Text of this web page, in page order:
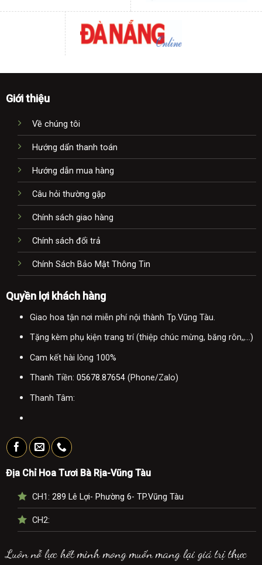
Giới thiệu
Về chúng tôi
Hướng dẩn thanh toán
Hướng dẫn mua hàng
Câu hỏi thường gặp
Chính sách giao hàng
Chính sách đổi trả
Chính Sách Bảo Mật Thông Tin
Quyền lợi khách hàng
Giao hoa tận nơi miễn phí nội thành Tp.Vũng Tàu.
Tặng kèm phụ kiện trang trí (thiệp chúc mừng, băng rôn,,...)
Cam kết hài lòng 100%
Thanh Tiền: 05678.87654(Phone/Zalo)
Thanh Tâm:
Địa Chỉ Hoa Tươi Bà Rịa-Vũng Tàu
CH1: 289 Lê Lợi- Phường 6- TP.Vũng Tàu
CH2:
Luôn nỗ lực hết mình mong muốn mang lại giá trị thực